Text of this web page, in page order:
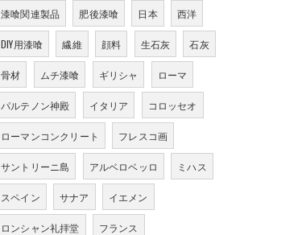
漆喰関連製品 肥後漆喰 日本 西洋
DIY用漆喰 繊維 顔料 生石灰 石灰
骨材 ムチ漆喰 ギリシャ ローマ
パルテノン神殿 イタリア コロッセオ
ローマンコンクリート フレスコ画
サントリーニ島 アルベロベッロ ミハス
スペイン サナア イエメン
ロンシャン礼拝堂 フランス